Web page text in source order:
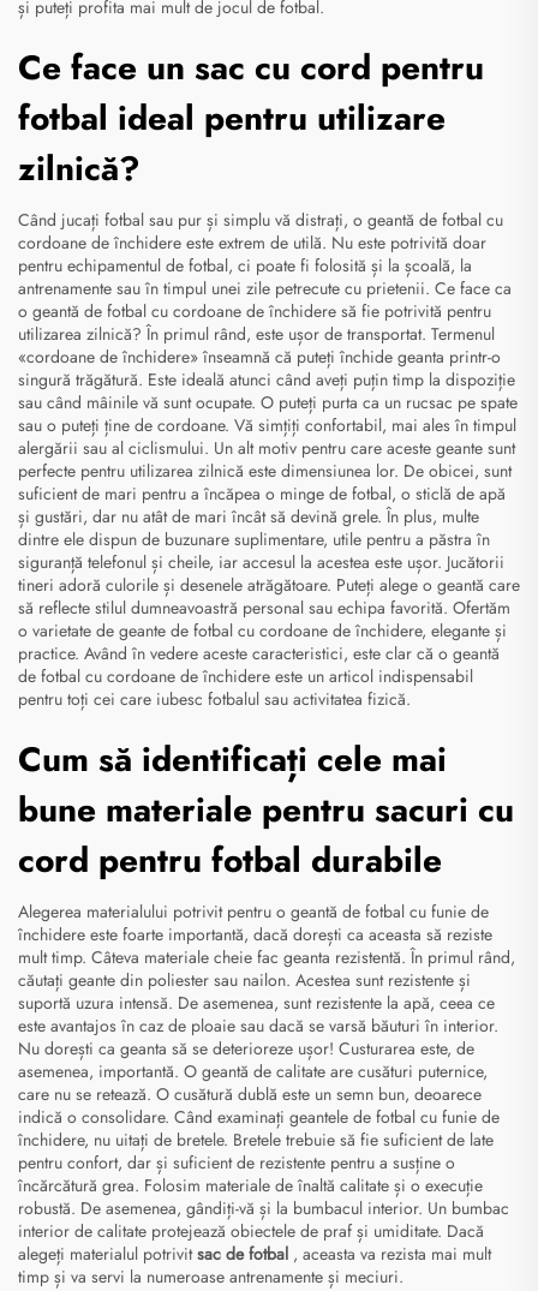
și puteți profita mai mult de jocul de fotbal.
Ce face un sac cu cord pentru
fotbal ideal pentru utilizare
zilnică?
Când jucați fotbal sau pur și simplu vă distrați, o geantă de fotbal cu
cordoane de închidere este extrem de utilă. Nu este potrivită doar
pentru echipamentul de fotbal, ci poate fi folosită și la școală, la
antrenamente sau în timpul unei zile petrecute cu prietenii. Ce face ca
o geantă de fotbal cu cordoane de închidere să fie potrivită pentru
utilizarea zilnică? În primul rând, este ușor de transportat. Termenul
«cordoane de închidere» înseamnă că puteți închide geanta printr-o
singură trăgătură. Este ideală atunci când aveți puțin timp la dispoziție
sau când mâinile vă sunt ocupate. O puteți purta ca un rucsac pe spate
sau o puteți ține de cordoane. Vă simțiți confortabil, mai ales în timpul
alergării sau al ciclismului. Un alt motiv pentru care aceste geante sunt
perfecte pentru utilizarea zilnică este dimensiunea lor. De obicei, sunt
suficient de mari pentru a încăpea o minge de fotbal, o sticlă de apă
și gustări, dar nu atât de mari încât să devină grele. În plus, multe
dintre ele dispun de buzunare suplimentare, utile pentru a păstra în
siguranță telefonul și cheile, iar accesul la acestea este ușor. Jucătorii
tineri adoră culorile și desenele atrăgătoare. Puteți alege o geantă care
să reflecte stilul dumneavoastră personal sau echipa favorită. Ofertăm
o varietate de geante de fotbal cu cordoane de închidere, elegante și
practice. Având în vedere aceste caracteristici, este clar că o geantă
de fotbal cu cordoane de închidere este un articol indispensabil
pentru toți cei care iubesc fotbalul sau activitatea fizică.
Cum să identificați cele mai
bune materiale pentru sacuri cu
cord pentru fotbal durabile
Alegerea materialului potrivit pentru o geantă de fotbal cu funie de
închidere este foarte importantă, dacă dorești ca aceasta să reziste
mult timp. Câteva materiale cheie fac geanta rezistentă. În primul rând,
căutați geante din poliester sau nailon. Acestea sunt rezistente și
suportă uzura intensă. De asemenea, sunt rezistente la apă, ceea ce
este avantajos în caz de ploaie sau dacă se varsă băuturi în interior.
Nu dorești ca geanta să se deterioreze ușor! Custurarea este, de
asemenea, importantă. O geantă de calitate are cusături puternice,
care nu se retează. O cusătură dublă este un semn bun, deoarece
indică o consolidare. Când examinați geantele de fotbal cu funie de
închidere, nu uitați de bretele. Bretele trebuie să fie suficient de late
pentru confort, dar și suficient de rezistente pentru a susține o
încărcătură grea. Folosim materiale de înaltă calitate și o execuție
robustă. De asemenea, gândiți-vă și la bumbacul interior. Un bumbac
interior de calitate protejează obiectele de praf și umiditate. Dacă
alegeți materialul potrivitsac de fotbal , aceasta va rezista mai mult
timp și va servi la numeroase antrenamente și meciuri.